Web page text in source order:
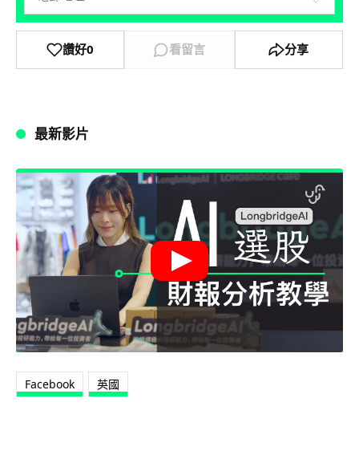
讚好0 看留言 分享
最新影片
Facebook 英國